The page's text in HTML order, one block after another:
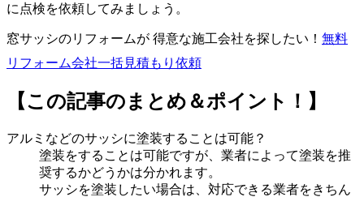
に点検を依頼してみましょう。
窓サッシのリフォームが 得意な施工会社を探したい！ 無料
リフォーム会社一括見積もり依頼
【この記事のまとめ＆ポイント！】
アルミなどのサッシに塗装することは可能？
塗装をすることは可能ですが、業者によって塗装を推
奨するかどうかは分かれます。
サッシを塗装したい場合は、対応できる業者をきちん